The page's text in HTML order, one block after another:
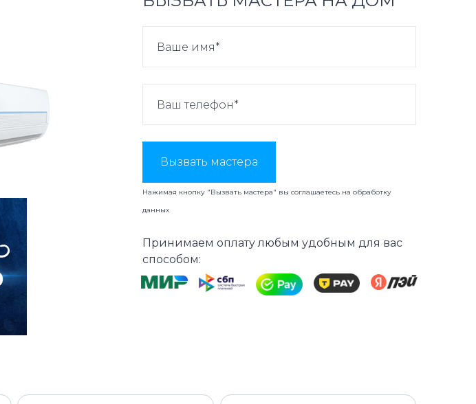
Вызвать мастера
Нажимая кнопку "Вызвать мастера" вы соглашаетесь наобработку
данных
Принимаем оплату любым удобным для вас
способом: